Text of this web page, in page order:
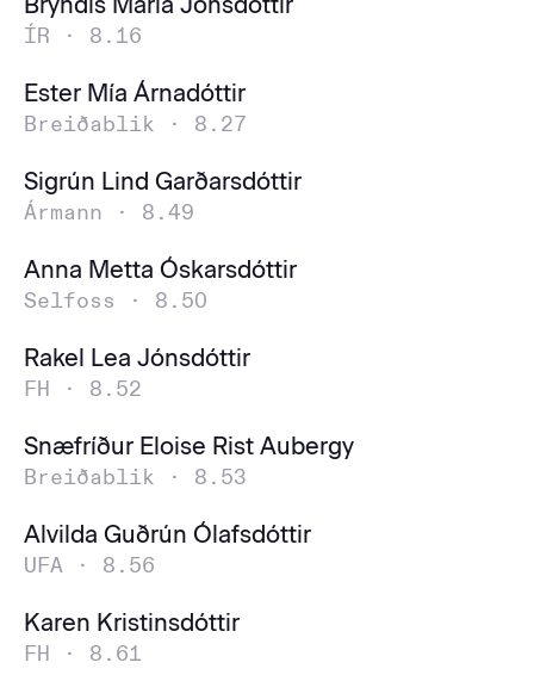
ÍR · 8.16
Ester Mía Árnadóttir
Breiðablik · 8.27
Sigrún Lind Garðarsdóttir
Ármann · 8.49
Anna Metta Óskarsdóttir
Selfoss · 8.50
Rakel Lea Jónsdóttir
FH · 8.52
Snæfríður Eloise Rist Aubergy
Breiðablik · 8.53
Alvilda Guðrún Ólafsdóttir
UFA · 8.56
Karen Kristinsdóttir
FH · 8.61